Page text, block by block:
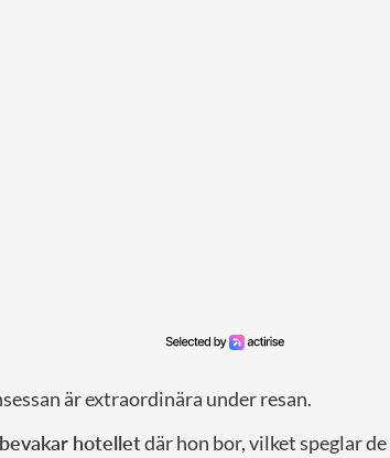
är extraordinära under resan.
hotelletdär hon bor, vilket speglar de